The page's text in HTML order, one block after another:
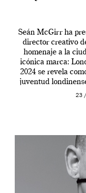
Seán McGirr ha
director creativo
homenaje a la
icónica marca:
2024 se revela
juventud
en 23